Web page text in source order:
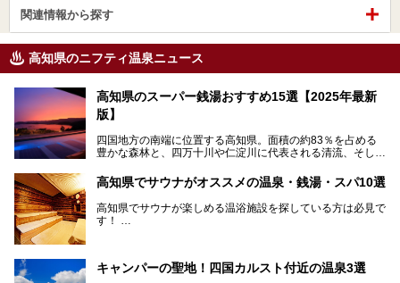
関連情報から探す
高知県のニフティ温泉ニュース
高知県のスーパー銭湯おすすめ15選【2025年最新
版】
四国地方の南端に位置する高知県。面積の約83％を占める
豊かな森林と、四万十川や仁淀川に代表される清流、そして
魅力がぎゅっと詰まった県です。
高知県はまた、カツオのたたきをはじめとする海産物や清流
で育つ川魚、大皿にごちそうがどっさり盛られた皿鉢料理、
柚子などの柑橘類、地酒といったグルメが充実していること
でも知られます。ここでは、温泉とあわせて自然の景観やグ
高知県でサウナがオススメの温泉・銭湯・スパ10選
高知県でサウナが楽しめる温浴施設を探している方は必見で
す！
ぜひこれを読んで高知のサウナ探しの参考してくださいね！
キャンパーの聖地！四国カルスト付近の温泉3選